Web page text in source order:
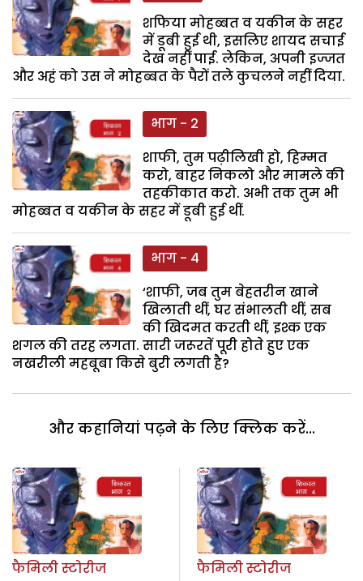
शफिया मोहब्बत व यकीन के सहर
में डूबी हुई थी, इसलिए शायद सचाई
देख नहीं पाई. लेकिन, अपनी इज्जत
और अहं को उस ने मोहब्बत के पैरों तले कुचलने नहीं दिया.
भाग - 2
शाफी, तुम पढ़ीलिखी हो, हिम्मत
करो, बाहर निकलो और मामले की
तहकीकात करो. अभी तक तुम भी
मोहब्बत व यकीन के सहर में डूबी हुई थीं.
भाग - 4
‘शाफी, जब तुम बेहतरीन खाने
खिलाती थीं, घर संभालती थीं, सब
की खिदमत करती थीं, इश्क एक
शगल की तरह लगता. सारी जरूरतें पूरी होते हुए एक
नखरीली महबूबा किसे बुरी लगती है?
और कहानियां पढ़ने के लिए क्लिक करें...
फैमिली स्टोरीज
फैमिली स्टोरीज